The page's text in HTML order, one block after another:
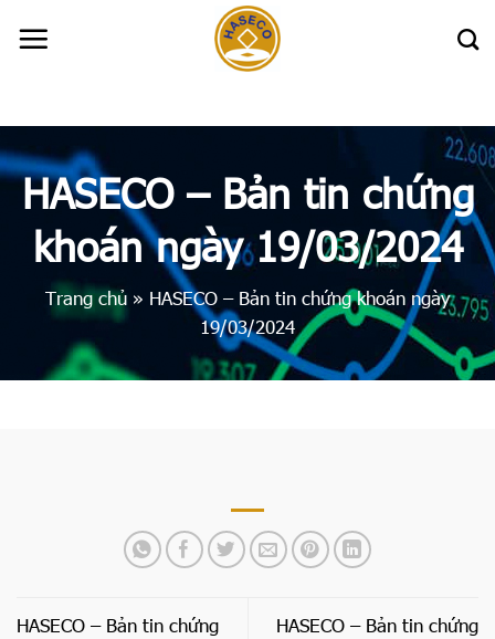
HASECO – Bản tin chứng
khoán ngày 19/03/2024
Trang chủ » HASECO – Bản tin chứng khoán ngày
19/03/2024
HASECO – Bản tin chứng
HASECO – Bản tin chứng